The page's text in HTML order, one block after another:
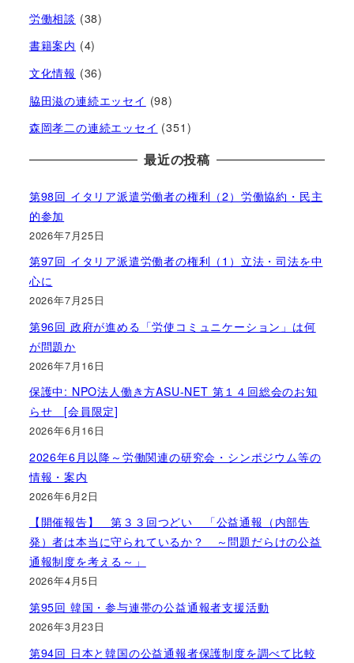
労働相談 (38)
書籍案内 (4)
文化情報 (36)
脇田滋の連続エッセイ (98)
森岡孝二の連続エッセイ (351)
最近の投稿
第98回 イタリア派遣労働者の権利（2）労働協約・民主
的参加
2026年7月25日
第97回 イタリア派遣労働者の権利（1）立法・司法を中
心に
2026年7月25日
第96回 政府が進める「労使コミュニケーション」は何
が問題か
2026年7月16日
保護中: NPO法人働き方ASU-NET 第１４回総会のお知
らせ [会員限定]
2026年6月16日
2026年6月以降～労働関連の研究会・シンポジウム等の
情報・案内
2026年6月2日
【開催報告】 第３３回つどい 「公益通報（内部告
発）者は本当に守られているか？ ～問題だらけの公益
通報制度を考える～」
2026年4月5日
第95回 韓国・参与連帯の公益通報者支援活動
2026年3月23日
第94回 日本と韓国の公益通報者保護制度を調べて比較